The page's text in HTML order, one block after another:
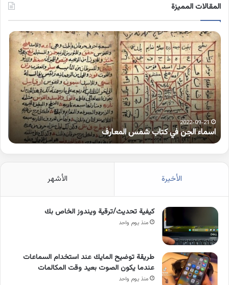
المقالات المميزة
اسماء
الجن
في
كتاب
شمس
المعارف
2022-09-21
اسماء الجن في كتاب شمس المعارف
الأخيرة الأشهر
كيفية تحديث/ترقية ويندوز الخاص بك
منذ يوم واحد
طريقة توضيح المايك عند استخدام السماعات
عندما يكون الصوت بعيد وقت المكالمات
منذ يوم واحد